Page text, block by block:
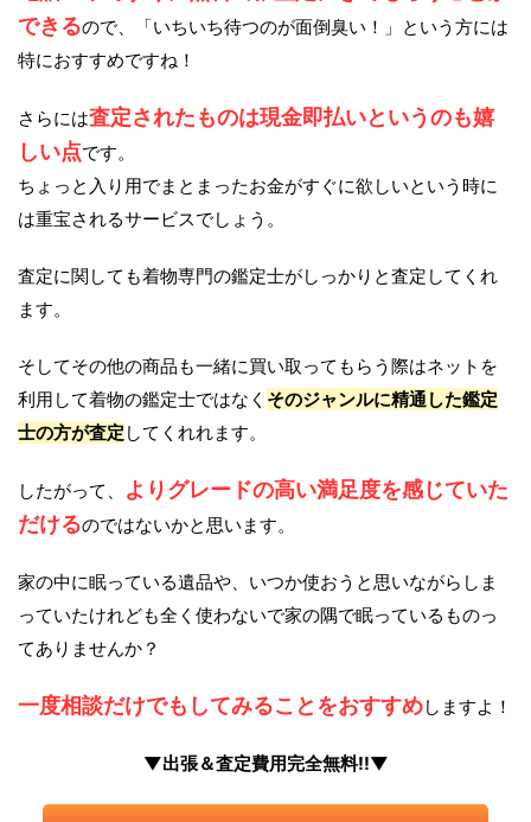
できるので、「いちいち待つのが面倒臭い！」という方には
特におすすめですね！
さらには査定されたものは現金即払いというのも嬉
しい点です。
ちょっと入り用でまとまったお金がすぐに欲しいという時に
は重宝されるサービスでしょう。
査定に関しても着物専門の鑑定士がしっかりと査定してくれ
ます。
そしてその他の商品も一緒に買い取ってもらう際はネットを
利用して着物の鑑定士ではなく そのジャンルに精通した鑑定
士の方が査定 してくれれます。
したがって、
よりグレードの高い満足度を感じていた
だけるのではないかと思います。
家の中に眠っている遺品や、いつか使おうと思いながらしま
っていたけれども全く使わないで家の隅で眠っているものっ
てありませんか？
一度相談だけでもしてみることをおすすめしますよ！
▼出張＆査定費用完全無料!!▼